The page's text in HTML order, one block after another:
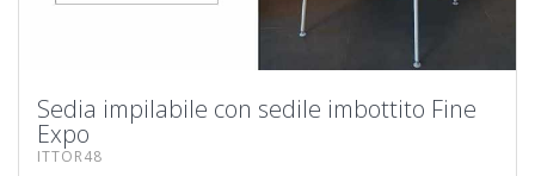
Sedia impilabile con sedile imbottito Fine
Expo
ITTOR48